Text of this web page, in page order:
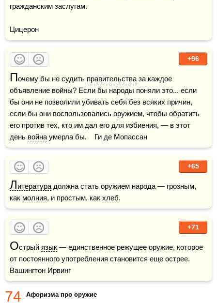
гражданским заслугам.
Цицерон
+96
Почему бы не судить правительства за каждое
объявление войны? Если бы народы поняли это... если
бы они не позволили убивать себя без всяких причин,
если бы они воспользовались оружием, чтобы обратить
его против тех, кто им дал его для избиения, — в этот
день война умерла бы.    Ги де Мопассан
+65
Литература должна стать оружием народа — грозным,
как молния, и простым, как хлеб.
+71
Острый язык — единственное режущее оружие, которое
от постоянного употребления становится еще острее.
Вашингтон Ирвинг
74 Афоризма про оружие